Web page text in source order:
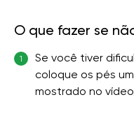
O que fazer se
1
Se você tiver
coloque os pés
mostrado no